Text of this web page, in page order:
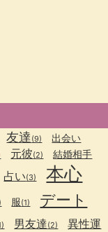
友達 (9) 出会い
元彼(2) 結婚相手
占い(3) 本心
服(1) デート
男友達(2) 異性運